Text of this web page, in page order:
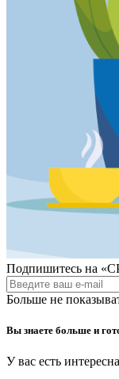
Подпишитесь на
Больше не
Вы знаете больше и
У вас есть